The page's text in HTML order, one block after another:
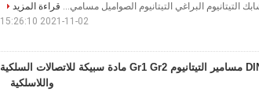
التيتانيوم البراغي التيتانيوم الصواميل مسامي... قراءة المزيد
2021-11-02 15:26:10
DIN933 M2 مسامير التيتانيوم Gr1 Gr2 مادة سبيكة للاتصالات السلكية
واللاسلكية